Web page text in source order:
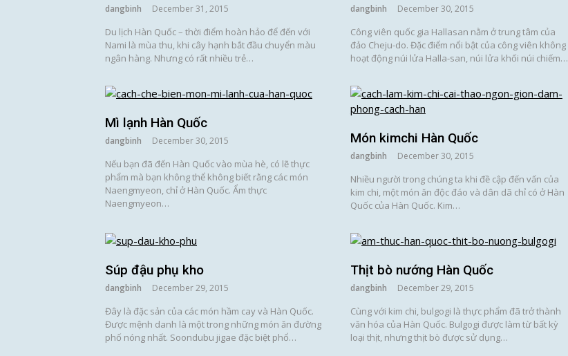
dangbinh December 31, 2015
Du lịch Hàn Quốc – thời điểm hoàn hảo để đến với
Nami là mùa thu, khi cây hạnh bắt đầu chuyển màu
ngân hàng. Nhưng có rất nhiều trẻ…
dangbinh December 30, 2015
Công viên quốc gia Hallasan nằm ở trung tâm của
đảo Cheju-do. Đặc điểm nổi bật của công viên không
hoạt động núi lửa Halla-san, núi lửa khối núi chiếm…
Mì lạnh Hàn Quốc
dangbinh December 30, 2015
Nếu bạn đã đến Hàn Quốc vào mùa hè, có lẽ thực
phẩm mà bạn không thể không biết rằng các món
Naengmyeon, chỉ ở Hàn Quốc. Ẩm thực
Naengmyeon…
Món kimchi Hàn Quốc
dangbinh December 30, 2015
Nhiều người trong chúng ta khi đề cập đến vấn của
kim chi, một món ăn độc đáo và dân dã chỉ có ở Hàn
Quốc của Hàn Quốc. Kim…
Súp đậu phụ kho
dangbinh December 29, 2015
Đây là đặc sản của các món hầm cay và Hàn Quốc.
Được mệnh danh là một trong những món ăn đường
phố nóng nhất. Soondubu jigae đặc biệt phổ…
Thịt bò nướng Hàn Quốc
dangbinh December 29, 2015
Cùng với kim chi, bulgogi là thực phẩm đã trở thành
văn hóa của Hàn Quốc. Bulgogi được làm từ bất kỳ
loại thịt, nhưng thịt bò được sử dụng…